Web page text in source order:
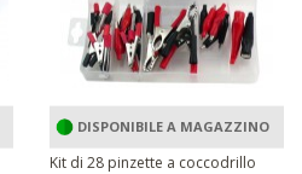
DISPONIBILE A MAGAZZINO
Kit di 28 pinzette a coccodrillo